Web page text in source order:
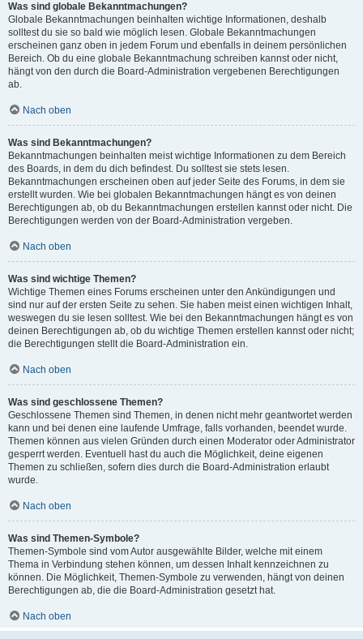
Was sind globale Bekanntmachungen?
Globale Bekanntmachungen beinhalten wichtige Informationen, deshalb
solltest du sie so bald wie möglich lesen. Globale Bekanntmachungen
erscheinen ganz oben in jedem Forum und ebenfalls in deinem persönlichen
Bereich. Ob du eine globale Bekanntmachung schreiben kannst oder nicht,
hängt von den durch die Board-Administration vergebenen Berechtigungen
ab.
Nach oben
Was sind Bekanntmachungen?
Bekanntmachungen beinhalten meist wichtige Informationen zu dem Bereich
des Boards, in dem du dich befindest. Du solltest sie stets lesen.
Bekanntmachungen erscheinen oben auf jeder Seite des Forums, in dem sie
erstellt wurden. Wie bei globalen Bekanntmachungen hängt es von deinen
Berechtigungen ab, ob du Bekanntmachungen erstellen kannst oder nicht. Die
Berechtigungen werden von der Board-Administration vergeben.
Nach oben
Was sind wichtige Themen?
Wichtige Themen eines Forums erscheinen unter den Ankündigungen und
sind nur auf der ersten Seite zu sehen. Sie haben meist einen wichtigen Inhalt,
weswegen du sie lesen solltest. Wie bei den Bekanntmachungen hängt es von
deinen Berechtigungen ab, ob du wichtige Themen erstellen kannst oder nicht;
die Berechtigungen stellt die Board-Administration ein.
Nach oben
Was sind geschlossene Themen?
Geschlossene Themen sind Themen, in denen nicht mehr geantwortet werden
kann und bei denen eine laufende Umfrage, falls vorhanden, beendet wurde.
Themen können aus vielen Gründen durch einen Moderator oder Administrator
gesperrt werden. Eventuell hast du auch die Möglichkeit, deine eigenen
Themen zu schließen, sofern dies durch die Board-Administration erlaubt
wurde.
Nach oben
Was sind Themen-Symbole?
Themen-Symbole sind vom Autor ausgewählte Bilder, welche mit einem
Thema in Verbindung stehen können, um dessen Inhalt kennzeichnen zu
können. Die Möglichkeit, Themen-Symbole zu verwenden, hängt von deinen
Berechtigungen ab, die die Board-Administration gesetzt hat.
Nach oben